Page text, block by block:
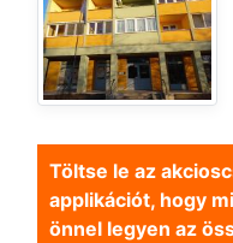
Töltse le az
applikációt, hogy
önnel legyen az